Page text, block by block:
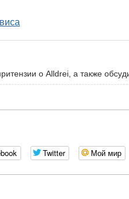
о Alldrei, а также
Twitter Мой мир